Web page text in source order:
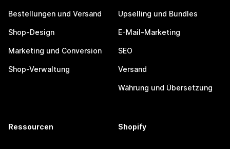
Bestellungen und Versand
Shop-Design
Marketing und Conversion
Shop-Verwaltung
Upselling und Bundles
E-Mail-Marketing
SEO
Versand
Währung und Übersetzung
Ressourcen Shopify